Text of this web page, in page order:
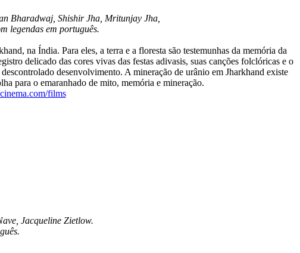
Bharadwaj, Shishir Jha, Mritunjay Jha,
legendas em português.
na Índia. Para eles, a terra e a floresta são testemunhas da memória da
delicado das cores vivas das festas adivasis, suas canções folclóricas e o
desenvolvimento. A mineração de urânio em Jharkhand existe
para o emaranhado de mito, memória e mineração.
films
Jacqueline Zietlow.